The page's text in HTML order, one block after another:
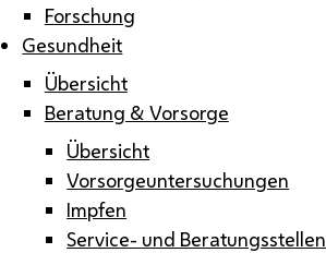
Forschung
Gesundheit
Übersicht
Beratung & Vorsorge
Übersicht
Vorsorgeuntersuchungen
Impfen
Service- und Beratungsstellen